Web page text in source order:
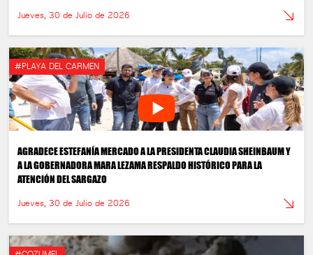
Jueves, 30 de Julio de 2026
#PLAYA DEL CARMEN
AGRADECE ESTEFANÍA MERCADO A LA PRESIDENTA CLAUDIA SHEINBAUM Y
A LA GOBERNADORA MARA LEZAMA RESPALDO HISTÓRICO PARA LA
ATENCIÓN DEL SARGAZO
Jueves, 30 de Julio de 2026